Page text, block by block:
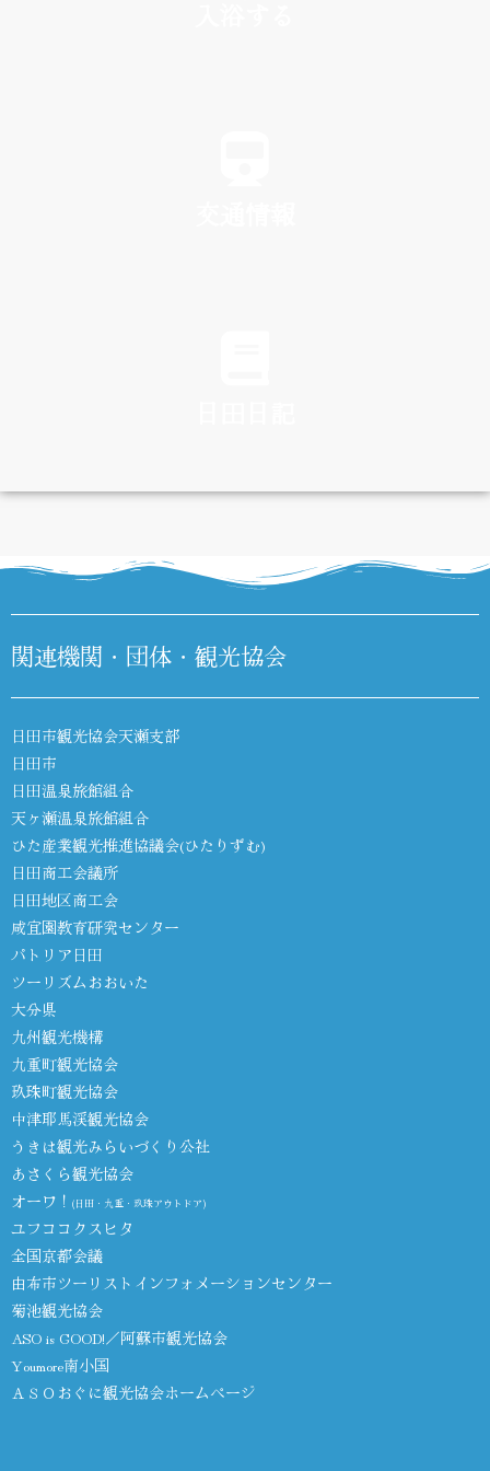
DIARY
関連機関・団体・観光協会
日田市観光協会天瀬支部
日田市
日田温泉旅館組合
天ヶ瀬温泉旅館組合
ひた産業観光推進協議会(ひたりずむ)
日田商工会議所
日田地区商工会
咸宜園教育研究センター
パトリア日田
ツーリズムおおいた
大分県
九州観光機構
九重町観光協会
玖珠町観光協会
中津耶馬渓観光協会
うきは観光みらいづくり公社
あさくら観光協会
オーワ！ (日田・九重・玖珠アウトドア)
ユフココクスヒタ
全国京都会議
由布市ツーリストインフォメーションセンター
菊池観光協会
ASO is GOOD!／阿蘇市観光協会
Youmore南小国
ＡＳＯおぐに観光協会ホームページ